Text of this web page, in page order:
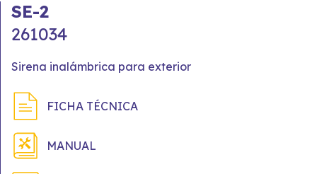
SE-2
261034
Sirena inalámbrica para exterior
FICHA TÉCNICA
MANUAL